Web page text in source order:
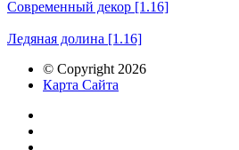
Современный декор [1.16]
Ледяная долина [1.16]
© Copyright 2026
Карта Сайта